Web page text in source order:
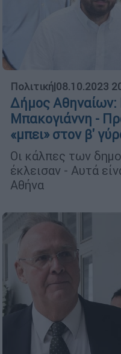
Πολιτική|08.10.2023
Δήμος Αθηναίων:
Μπακογιάννη -
«μπει» στον β'
Οι κάλπες των
έκλεισαν - Αυτά
Αθήνα